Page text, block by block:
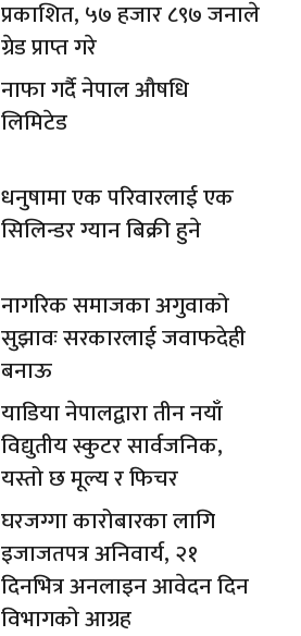
प्रकाशित, ५७ हजार ८९७ जनाले
ग्रेड प्राप्त गरे
नाफा गर्दै नेपाल औषधि
लिमिटेड
धनुषामा एक परिवारलाई एक
सिलिन्डर ग्यान बिक्री हुने
नागरिक समाजका अगुवाको
सुझावः सरकारलाई जवाफदेही
बनाऊ
याडिया नेपालद्वारा तीन नयाँ
विद्युतीय स्कुटर सार्वजनिक,
यस्तो छ मूल्य र फिचर
घरजग्गा कारोबारका लागि
इजाजतपत्र अनिवार्य, २१
दिनभित्र अनलाइन आवेदन दिन
विभागको आग्रह